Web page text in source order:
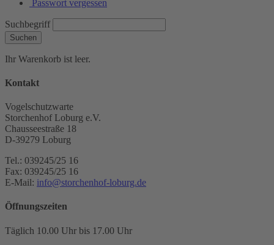
Passwort vergessen
Suchbegriff
Suchen
Ihr Warenkorb ist leer.
Kontakt
Vogelschutzwarte
Storchenhof Loburg e.V.
Chausseestraße 18
D-39279 Loburg
Tel.: 039245/25 16
Fax: 039245/25 16
E-Mail: info@storchenhof-loburg.de
Öffnungszeiten
Täglich 10.00 Uhr bis 17.00 Uhr